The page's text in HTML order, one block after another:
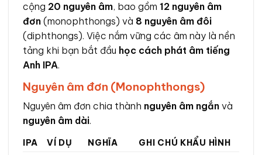
cộng 20 nguyên âm, bao gồm 12 nguyên âm
đơn (monophthongs) và 8 nguyên âm đôi
(diphthongs). Việc nắm vững các âm này là nền
tảng khi bạn bắt đầu học cách phát âm tiếng
Anh IPA.
Nguyên âm đơn (Monophthongs)
Nguyên âm đơn chia thành nguyên âm ngắn và
nguyên âm dài.
IPA VÍ DỤ NGHĨA
GHI CHÚ KHẨU HÌNH